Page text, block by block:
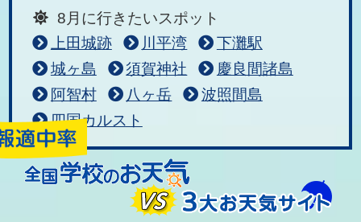
8月に行きたいスポット
上田城跡
川平湾
下灘駅
城ヶ島
須賀神社
慶良間諸島
阿智村
八ヶ岳
波照間島
四国カルスト